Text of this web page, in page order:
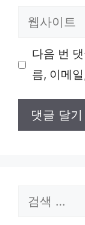
일
웹
이 다음 번
름, 이메
검